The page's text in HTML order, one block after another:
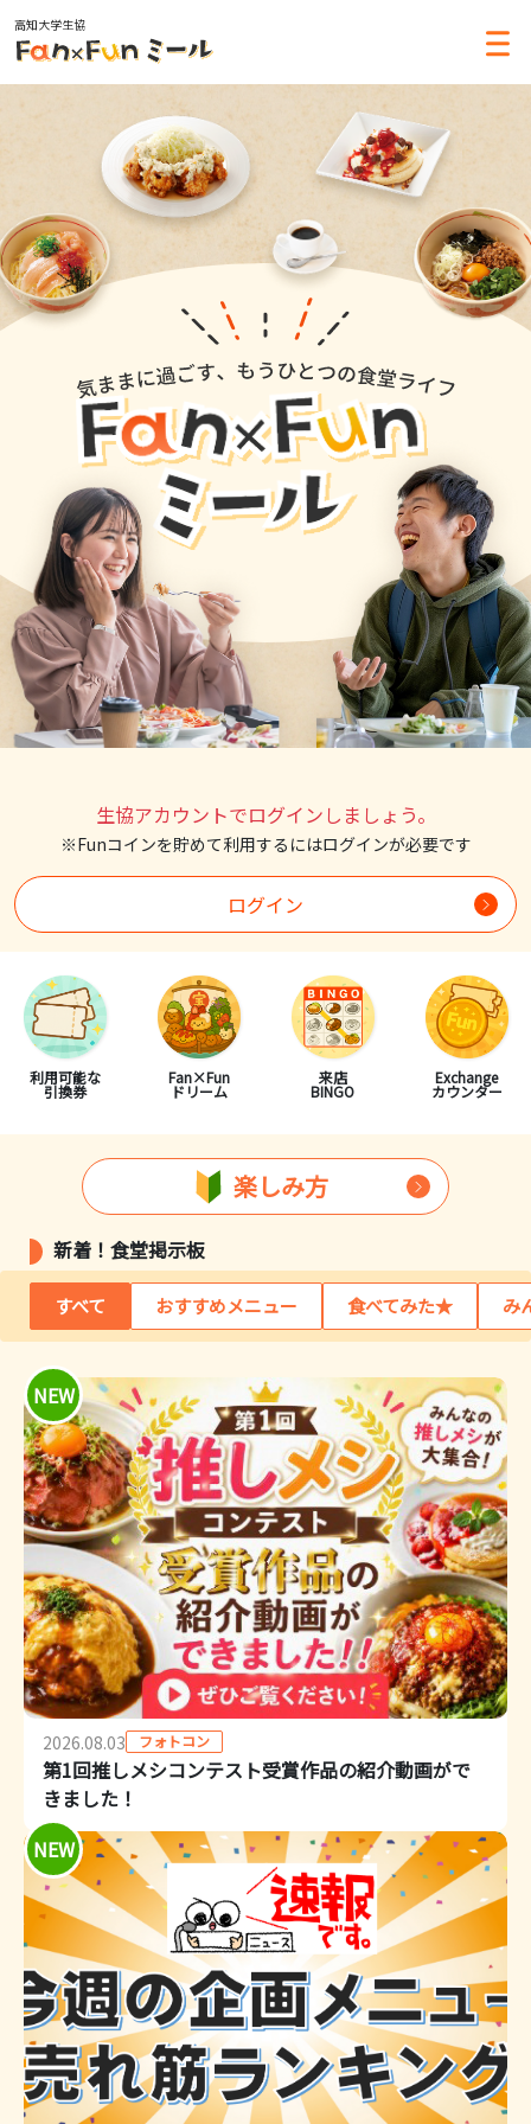
高知大学生協
生協アカウントでログインしましょう。
※Funコインを貯めて利用するにはログインが必要です
ログイン
利用可能な
引換券
Fan×Fun
ドリーム
来店
BINGO
Exchange
カウンター
楽しみ方
新着！食堂掲示板
すべて おすすめメニュー 食べてみた★ み
NEW
2026.08.03 フォトコン
第1回推しメシコンテスト受賞作品の紹介動画がで
きました！
NEW